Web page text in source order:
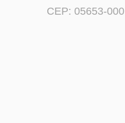
CEP: 05653-000